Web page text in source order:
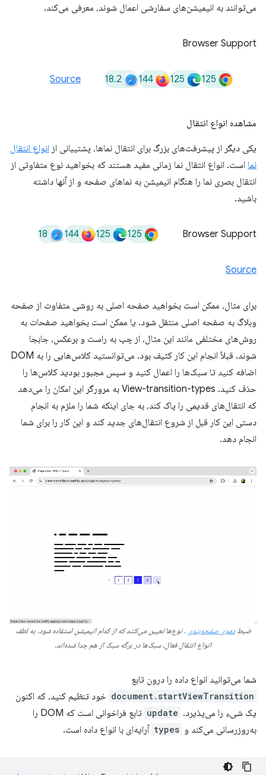
می‌توانند به انیمیشن‌های سفارشی اعمال شوند، معرفی می‌کند.
Browser Support
125
125
144
18.2
Source
مشاهده انواع انتقال
یکی دیگر از پیشرفت‌های بزرگ برای انتقال نماها، پشتیبانی از انواع انتقال
نما است. انواع انتقال نما زمانی مفید هستند که بخواهید نوع متفاوتی از
انتقال بصری نما را هنگام انیمیشن به نماهای صفحه و از آنها داشته
باشید.
Browser Support
125
125
144
18
Source
برای مثال، ممکن است بخواهید صفحه اصلی به روشی متفاوت از صفحه
وبلاگ به صفحه اصلی منتقل شود. یا ممکن است بخواهید صفحات به
روش‌های مختلفی مانند این مثال، از چپ به راست و برعکس، جابجا
شوند. قبلاً انجام این کار کثیف بود. می‌توانستید کلاس‌هایی را به DOM
اضافه کنید تا سبک‌ها را اعمال کنید و سپس مجبور بودید کلاس‌ها را
حذف کنید. View-transition-types به مرورگر این امکان را می‌دهد
که انتقال‌های قدیمی را پاک کند، به جای اینکه شما را ملزم به انجام
دستی این کار قبل از شروع انتقال‌های جدید کند و این کار را برای شما
انجام دهد.
ضبطدموی صفحه‌بندی . نوع‌ها تعیین می‌کنند که از کدام انیمیشن استفاده شود. به لطف
انواع انتقال فعال، سبک‌ها در برگه سبک از هم جدا شده‌اند.
شما می‌توانید انواع داده را درون تابع
document.startViewTransition خود تنظیم کنید، که اکنون
یک شیء را می‌پذیرد. update
تابع فراخوانی است که DOM را
به‌روزرسانی می‌کند و types آرایه‌ای با انواع داده است.